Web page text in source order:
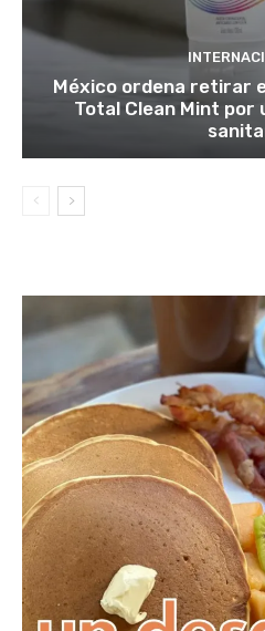
México ordena retirar
Total Clean Mint por